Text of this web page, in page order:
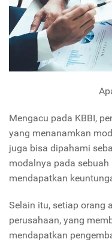
Mengacu pada KBBI,
yang menanamkan
juga bisa dipahami
modalnya pada
mendapatkan
Selain itu, setiap orang
perusahaan, yang
mendapatkan